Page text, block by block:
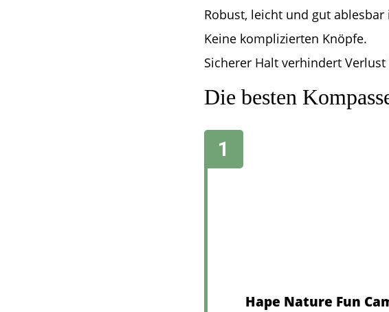
Robust, leicht und gut
Keine komplizierten Knöpfe.
Sicherer Halt verhindert Verlust
Die besten
Hape Nature Fun